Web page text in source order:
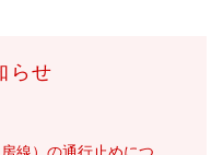
らせ